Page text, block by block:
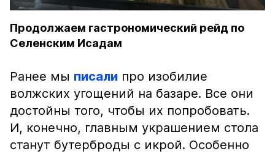
Продолжаем гастрономический рейд по
Селенским Исадам
Ранее мы писали про изобилие
волжских угощений на базаре. Все они
достойны того, чтобы их попробовать.
И, конечно, главным украшением стола
станут бутерброды с икрой. Особенно